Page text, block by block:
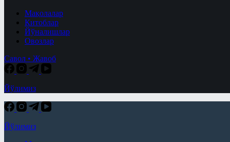
Мақолалар
Китоблар
Йўналишлар
Овозлар
Савол • Жавоб
Йўлимиз
Йўлимиз